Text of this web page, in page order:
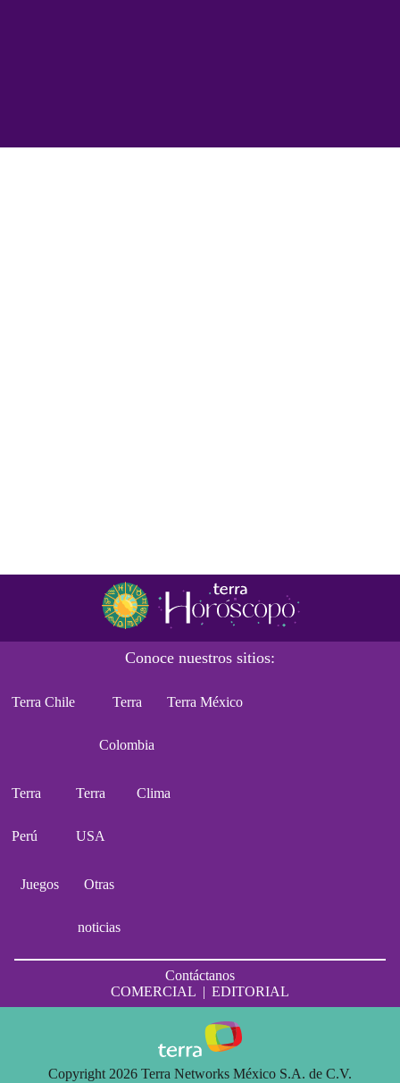
Conoce nuestros sitios:
Terra Chile Terra
Colombia
Terra México
Terra
Perú
Terra
USA
Clima
Juegos Otras
noticias
Contáctanos
COMERCIAL | EDITORIAL
Copyright 2026 Terra Networks México S.A. de C.V.